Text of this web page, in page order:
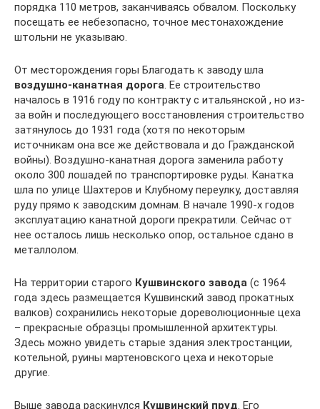
порядка 110 метров, заканчиваясь обвалом. Поскольку
посещать ее небезопасно, точное местонахождение
штольни не указываю.
От месторождения горы Благодать к заводу шла
воздушно-канатная дорога. Ее строительство
началось в 1916 году по контракту с итальянской , но из-
за войн и последующего восстановления строительство
затянулось до 1931 года (хотя по некоторым
источникам она все же действовала и до Гражданской
войны). Воздушно-канатная дорога заменила работу
около 300 лошадей по транспортировке руды. Канатка
шла по улице Шахтеров и Клубному переулку, доставляя
руду прямо к заводским домнам. В начале 1990-х годов
эксплуатацию канатной дороги прекратили. Сейчас от
нее осталось лишь несколько опор, остальное сдано в
металлолом.
На территории старого Кушвинского завода (с 1964
года здесь размещается Кушвинский завод прокатных
валков) сохранились некоторые дореволюционные цеха
– прекрасные образцы промышленной архитектуры.
Здесь можно увидеть старые здания электростанции,
котельной, руины мартеновского цеха и некоторые
другие.
Выше завода раскинулся Кушвинский пруд. Его